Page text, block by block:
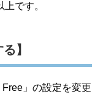
です。
】
」の設定を変更